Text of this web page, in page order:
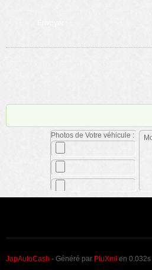
Photos de Votre véhicule :
JapAutoCash - Généré par PluXml en